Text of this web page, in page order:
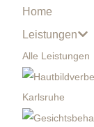
Home
Leistungen
Alle Leistungen
Karlsruhe